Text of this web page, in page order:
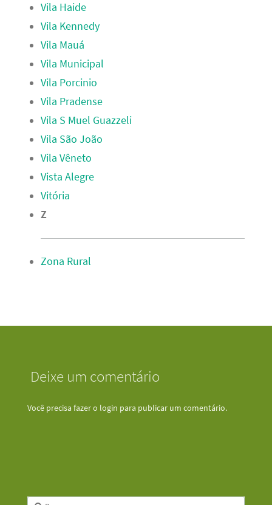
Vila Haide
Vila Kennedy
Vila Mauá
Vila Municipal
Vila Porcinio
Vila Pradense
Vila S Muel Guazzeli
Vila São João
Vila Vêneto
Vista Alegre
Vitória
Z
Zona Rural
Deixe um comentário
Você precisa fazer o login para publicar um comentário.